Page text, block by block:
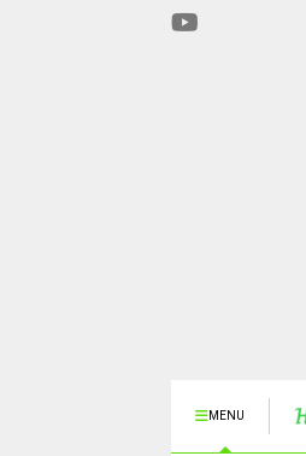
MENU